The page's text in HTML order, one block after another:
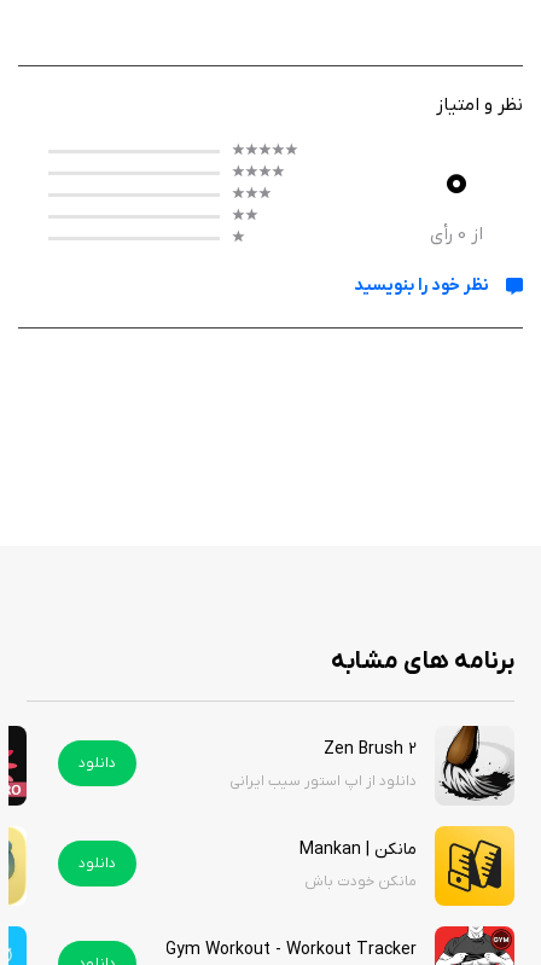
متعادل‌تر هستند، گزینه‌ای ارزشمند محسوب می‌شود.
عملکرد برنامه
در Stoic. می‌توانید هر روز افکار، احساسات و اتفاقات مهم زندگی خود را در یک
شما را تشویق می‌کند تا درباره احساسات، اهداف و تجربیات خود تأمل کنید و
ویژگی‌ های برنامه
دفترچه خاطرات دیجیتال برای ثبت افکار و احساسات
ثبت و تحلیل وضعیت روحی (Mood Tracker)
تمرین‌های ذهن‌آگاهی و مدیتیشن هدایت‌شده
تمرین‌های تنفسی برای کاهش استرس و افزایش آرامش
جملات الهام‌بخش و تمرین‌های مبتنی بر فلسفه رواقی
یادآورهای هوشمند برای حفظ برنامه روزانه
نظر و امتیاز
0
از 0 رأی
نظر خود را بنویسید
برنامه های مشابه
Zen Brush 2
دانلود از اپ استور سیب ایرانی
دانلود
مانکن | Mankan
مانکن خودت باش
دانلود
Gym Workout - Workout Tracker